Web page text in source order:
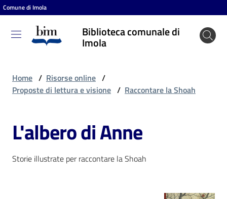
Vai al contenuto
Vai alla navigazione
Vai al footer
Comune di Imola
Biblioteca comunale di
Imola
Biblioteca
comunale
Cosa
puoi
Home / Risorse online /
Proposte di lettura e visione / Raccontare la Shoah
L'albero di Anne
Storie illustrate per raccontare la Shoah